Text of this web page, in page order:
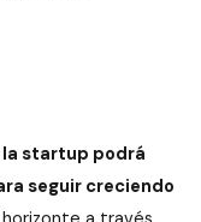
la startup podrá
seguir creciendo